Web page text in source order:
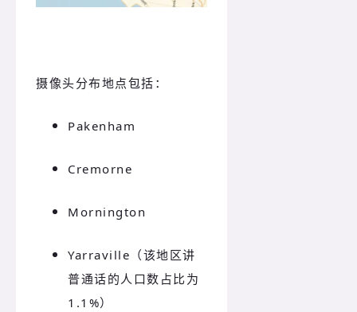
摄像头分布地点包括：
Pakenham
Cremorne
Mornington
Yarraville（该地区讲
普通话的人口数占比为
1.1%）